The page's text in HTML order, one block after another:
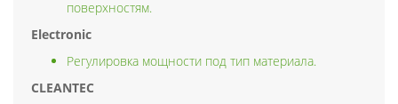
поверхностям.
Electronic
Регулировка мощности под тип материала.
CLEANTEC